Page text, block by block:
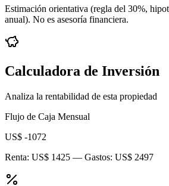
Estimación orientativa (regla del 30%,
anual). No es asesoría financiera.
Calculadora de Inversión
Analiza la rentabilidad de esta propiedad
Flujo de Caja Mensual
US$ -1072
Renta: US$ 1425 — Gastos: US$ 2497